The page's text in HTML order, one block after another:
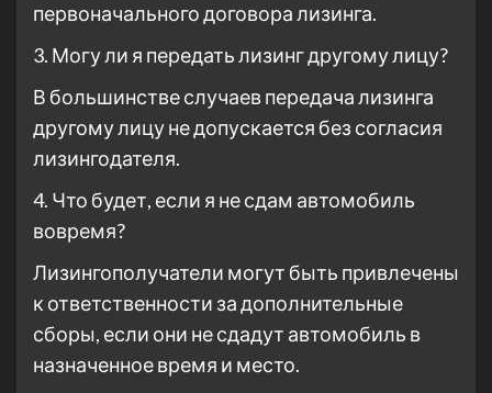
первоначального договора лизинга.
3. Могу ли я передать лизинг другому лицу?
В большинстве случаев передача лизинга
другому лицу не допускается без согласия
лизингодателя.
4. Что будет, если я не сдам автомобиль
вовремя?
Лизингополучатели могут быть привлечены
к ответственности за дополнительные
сборы, если они не сдадут автомобиль в
назначенное время и место.